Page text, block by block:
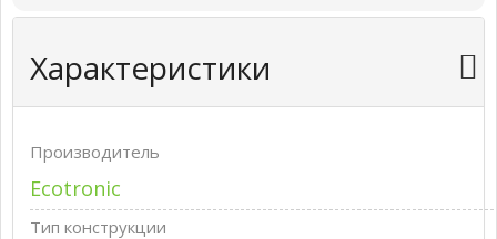
Характеристики
Производитель
Ecotronic
Тип конструкции